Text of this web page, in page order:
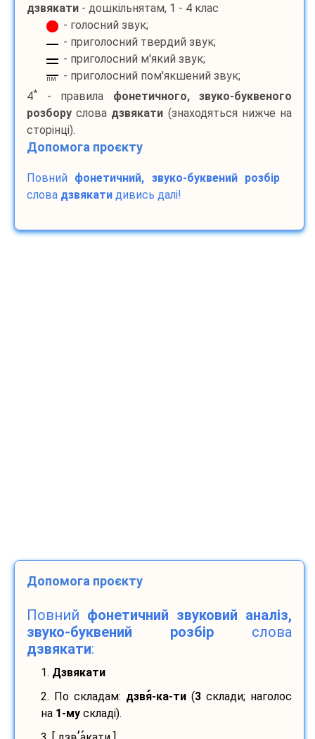
дзвякати - дошкільнятам, 1 - 4 клас
- голосний звук;
- приголосний твердий звук;
- приголосний м'який звук;
пм
- приголосний пом'якшений звук;
4* - правила фонетичного, звуко-буквеного
розбору слова дзвякати (знаходяться нижче на
сторінці).
Допомога проєкту
Повний фонетичний, звуко-буквений розбір
слова дзвякати дивись далі!
Допомога проєкту
Повний фонетичний звуковий аналіз,
звуко-буквений розбір слова
дзвякати:
1. Дзвякати
2. По складам: дзвя-ка-ти (3 склади; наголос
на 1-му складі).